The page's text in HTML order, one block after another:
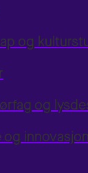
og
og
innovasjon